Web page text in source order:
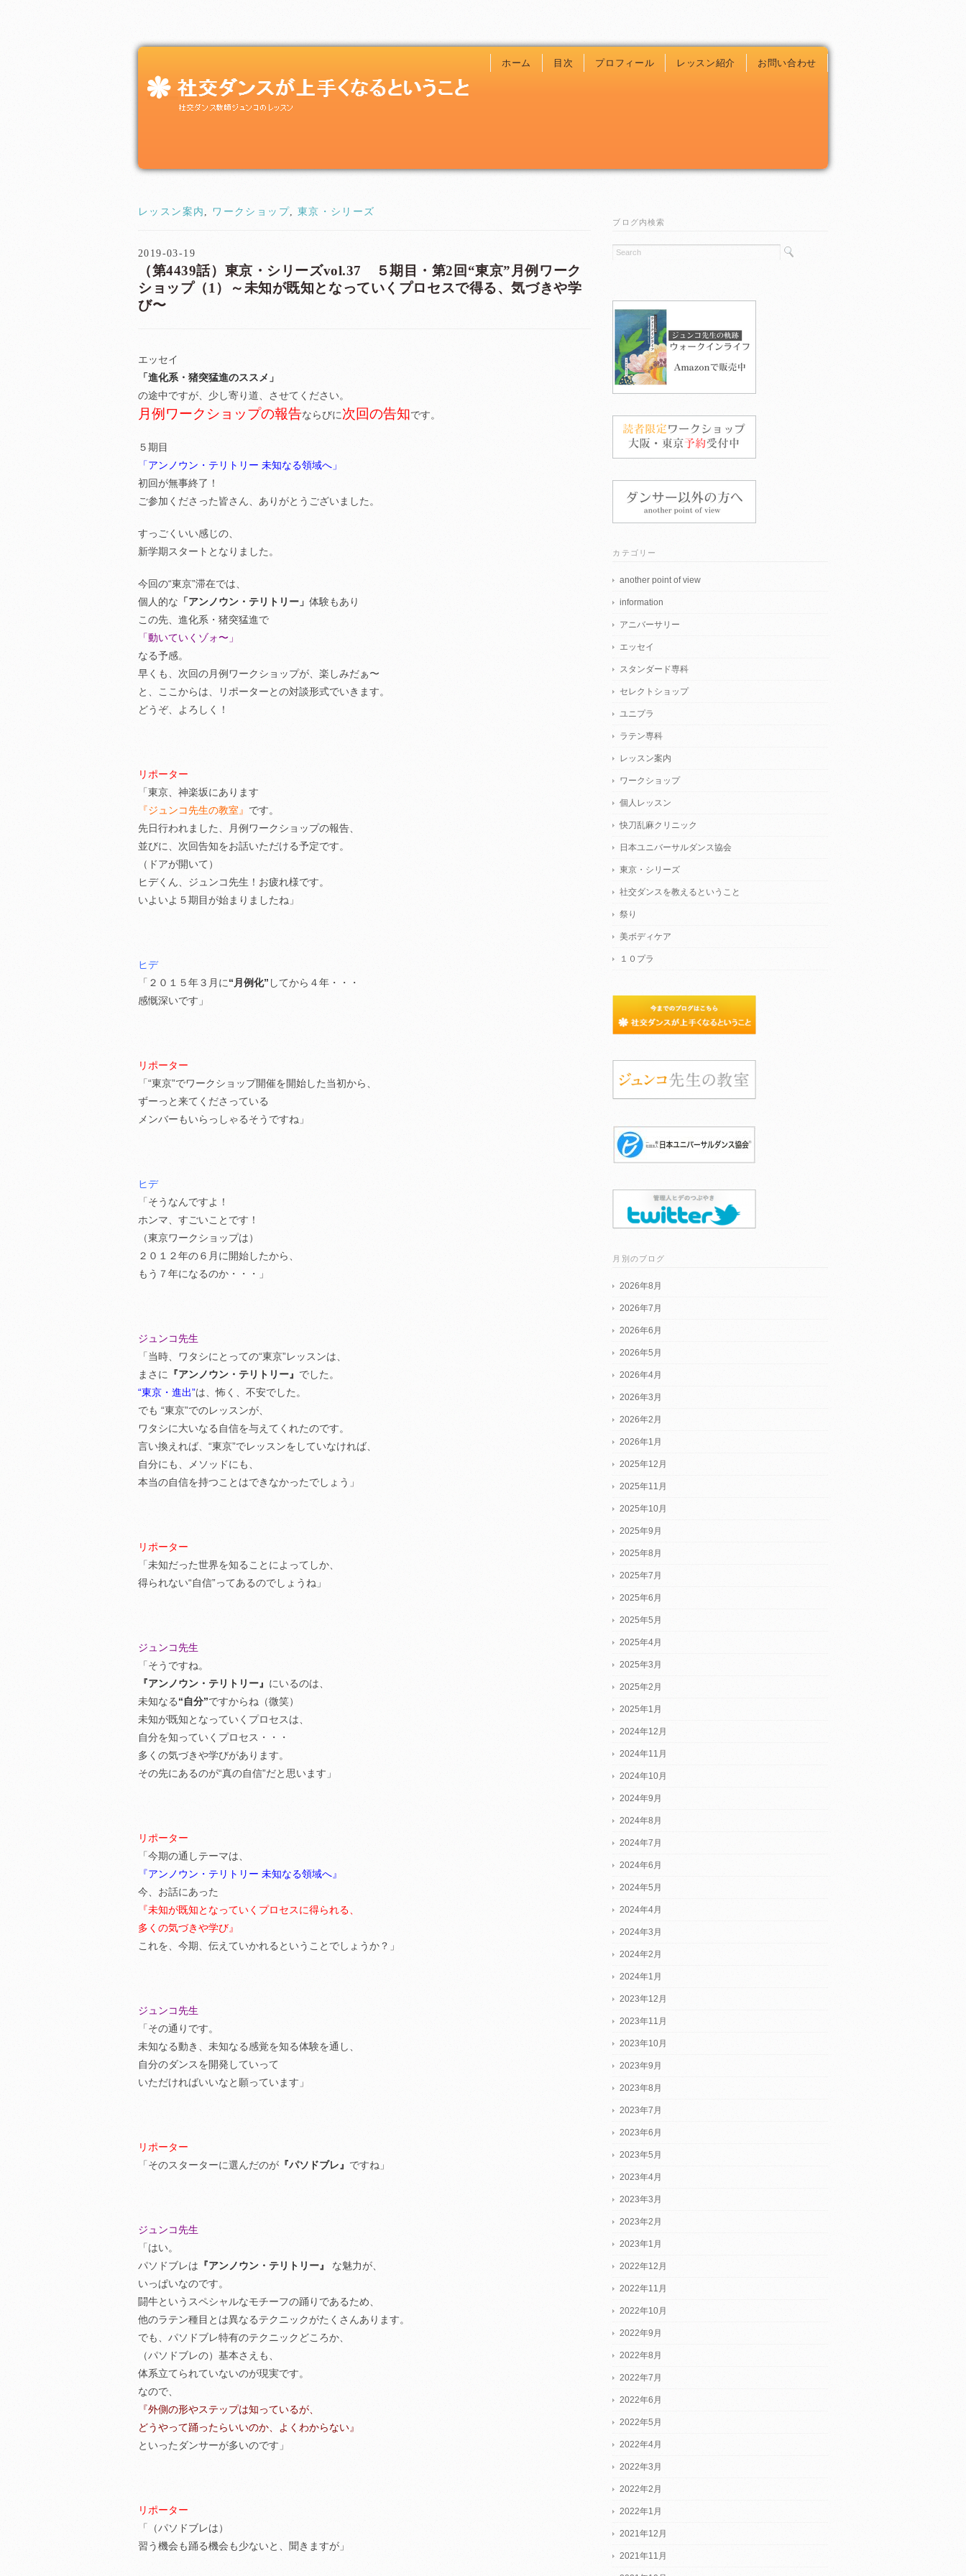
ホーム 目次 プロフィール レッスン紹介 お問い合わせ
レッスン案内 , ワークショップ, 東京・シリーズ
2019-03-19
（第4439話）東京・シリーズvol.37 ５期目・第2回“東京”月例ワーク
ショップ（1）～未知が既知となっていくプロセスで得る、気づきや学
び〜
エッセイ
「進化系・猪突猛進のススメ」
の途中ですが、少し寄り道、させてください。
月例ワークショップの報告ならびに次回の告知です。
５期目
「アンノウン・テリトリー 未知なる領域へ」
初回が無事終了！
ご参加くださった皆さん、ありがとうございました。
すっごくいい感じの、
新学期スタートとなりました。
今回の“東京”滞在では、
個人的な 「アンノウン・テリトリー」 体験もあり
この先、進化系・猪突猛進で
「動いていくゾォ〜」
なる予感。
早くも、次回の月例ワークショップが、楽しみだぁ〜
と、ここからは、リポーターとの対談形式でいきます。
どうぞ、よろしく！
リポーター
「東京、神楽坂にあります
『ジュンコ先生の教室』 です。
先日行われました、月例ワークショップの報告、
並びに、次回告知をお話いただける予定です。
（ドアが開いて）
ヒデくん、ジュンコ先生！お疲れ様です。
いよいよ５期目が始まりましたね」
ヒデ
「２０１５年３月に“月例化” してから４年・・・
感慨深いです」
リポーター
「“東京”でワークショップ開催を開始した当初から、
ずーっと来てくださっている
メンバーもいらっしゃるそうですね」
ヒデ
「そうなんですよ！
ホンマ、すごいことです！
（東京ワークショップは）
２０１２年の６月に開始したから、
もう７年になるのか・・・」
ジュンコ先生
「当時、ワタシにとっての“東京”レッスンは、
まさに
『アンノウン・テリトリー』 でした。
“東京・進出”は、怖く、不安でした。
でも “東京”でのレッスンが、
ワタシに大いなる自信を与えてくれたのです。
言い換えれば、“東京”でレッスンをしていなければ、
自分にも、メソッドにも、
本当の自信を持つことはできなかったでしょう」
リポーター
「未知だった世界を知ることによってしか、
得られない“自信”ってあるのでしょうね」
ジュンコ先生
「そうですね。
『アンノウン・テリトリー』 にいるのは、
未知なる“自分”ですからね（微笑）
未知が既知となっていくプロセスは、
自分を知っていくプロセス・・・
多くの気づきや学びがあります。
その先にあるのが“真の自信”だと思います」
リポーター
「今期の通しテーマは、
『アンノウン・テリトリー 未知なる領域へ』
今、お話にあった
『未知が既知となっていくプロセスに得られる、
多くの気づきや学び』
これを、今期、伝えていかれるということでしょうか？」
ジュンコ先生
「その通りです。
未知なる動き、未知なる感覚を知る体験を通し、
自分のダンスを開発していって
いただければいいなと願っています」
リポーター
「そのスターターに選んだのが 『パソドブレ』 ですね」
ジュンコ先生
「はい。
パソドブレは 『アンノウン・テリトリー』
な魅力が、
いっぱいなのです。
闘牛というスペシャルなモチーフの踊りであるため、
他のラテン種目とは異なるテクニックがたくさんあります。
でも、パソドブレ特有のテクニックどころか、
（パソドブレの）基本さえも、
体系立てられていないのが現実です。
なので、
『外側の形やステップは知っているが、
どうやって踊ったらいいのか、よくわからない』
といったダンサーが多いのです」
リポーター
「（パソドブレは）
習う機会も踊る機会も少ないと、聞きますが」
ブログ内検索
カテゴリー
another point of view
information
アニバーサリー
エッセイ
スタンダード専科
セレクトショップ
ユニプラ
ラテン専科
レッスン案内
ワークショップ
個人レッスン
快刀乱麻クリニック
日本ユニバーサルダンス協会
東京・シリーズ
社交ダンスを教えるということ
祭り
美ボディケア
１０プラ
月別のブログ
2026年8月
2026年7月
2026年6月
2026年5月
2026年4月
2026年3月
2026年2月
2026年1月
2025年12月
2025年11月
2025年10月
2025年9月
2025年8月
2025年7月
2025年6月
2025年5月
2025年4月
2025年3月
2025年2月
2025年1月
2024年12月
2024年11月
2024年10月
2024年9月
2024年8月
2024年7月
2024年6月
2024年5月
2024年4月
2024年3月
2024年2月
2024年1月
2023年12月
2023年11月
2023年10月
2023年9月
2023年8月
2023年7月
2023年6月
2023年5月
2023年4月
2023年3月
2023年2月
2023年1月
2022年12月
2022年11月
2022年10月
2022年9月
2022年8月
2022年7月
2022年6月
2022年5月
2022年4月
2022年3月
2022年2月
2022年1月
2021年12月
2021年11月